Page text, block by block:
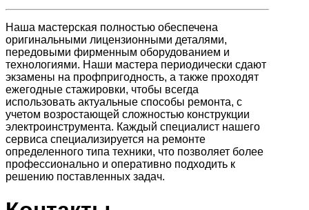
Наша мастерская полностью обеспечена
оригинальными лицензионными деталями,
передовыми фирменным оборудованием и
технологиями. Наши мастера периодически сдают
экзамены на профпригодность, а также проходят
ежегодные стажировки, чтобы всегда
использовать актуальные способы ремонта, с
учетом возростающей сложностью конструкции
электроинструмента. Каждый специалист нашего
сервиса специализируется на ремонте
определенного типа техники, что позволяет более
профессионально и оперативно подходить к
решению поставленных задач.